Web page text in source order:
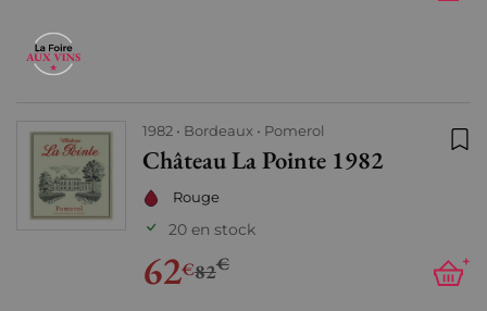
1982 Bordeaux Pomerol
Château La Pointe 1982
Rouge
20 en stock
62€82€ +